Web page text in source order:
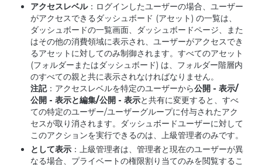
アクセスレベル：ログインしたユーザーの場合、ユーザー
がアクセスできるダッシュボード (アセット) の一覧は、
ダッシュボードの一覧画面、ダッシュボードページ、また
はその他の消費領域に表示され、ユーザーがアクセスでき
るアセットに対してのみ制御されます。すべてのアセット
(フォルダーまたはダッシュボード) は、フォルダー階層内
のすべての親と共に表示されなければなりません。
注記：アクセスレベルを特定のユーザーから公開- 表示/
公開- 表示と編集/公開- 表示と共有に変更すると、すべ
ての特定のユーザー/ユーザーグループに付与されたアク
セスが取り消されます。ダッシュボードユーザーに対して
このアクションを実行できるのは、上級管理者のみです。
として表示：上級管理者は、管理者と現在のユーザーが異
なる場合、プライベートの権限割り当てのみを閲覧するこ